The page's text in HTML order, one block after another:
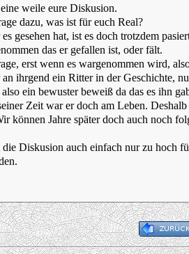
weile eure Diskusion.
dazu, was ist für euch Real?
gesehen hat, ist es doch trotzdem
das er gefallen ist, oder fält.
erst wenn es wargenommen wird,
ihrgend ein Ritter in der Geschichte,
ein bewuster beweiß da das es ihn
Zeit war er doch am Leben.
können Jahre später doch auch noch
Diskusion auch einfach nur zu hoch